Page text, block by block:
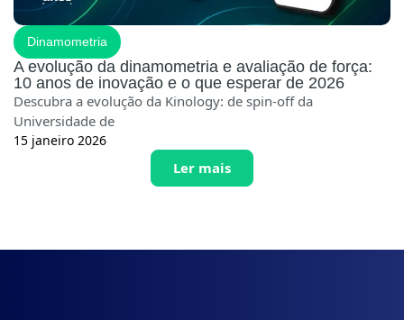
Dinamometria
A evolução da dinamometria e avaliação de força:
10 anos de inovação e o que esperar de 2026
Descubra a evolução da Kinology: de spin-off da
Universidade de
15 janeiro 2026
Ler mais